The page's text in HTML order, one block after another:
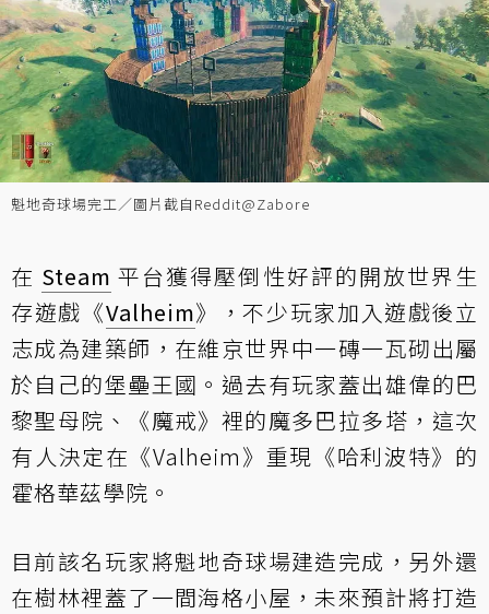
魁地奇球場完工／圖片截自Reddit@Zabore
在 Steam 平台獲得壓倒性好評的開放世界生
存遊戲《Valheim》，不少玩家加入遊戲後立
志成為建築師，在維京世界中一磚一瓦砌出屬
於自己的堡壘王國。過去有玩家蓋出雄偉的巴
黎聖母院、《魔戒》裡的魔多巴拉多塔，這次
有人決定在《Valheim》重現《哈利波特》的
霍格華茲學院。
目前該名玩家將魁地奇球場建造完成，另外還
在樹林裡蓋了一間海格小屋，未來預計將打造